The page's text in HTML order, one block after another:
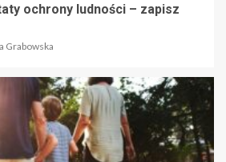
ochrony ludności – zapisz
Grabowska